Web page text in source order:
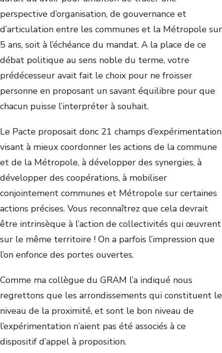
perspective d’organisation, de gouvernance et
d’articulation entre les communes et la Métropole sur
5 ans, soit à l’échéance du mandat. A la place de ce
débat politique au sens noble du terme, votre
prédécesseur avait fait le choix pour ne froisser
personne en proposant un savant équilibre pour que
chacun puisse l’interpréter à souhait.
Le Pacte proposait donc 21 champs d’expérimentation
visant à mieux coordonner les actions de la commune
et de la Métropole, à développer des synergies, à
développer des coopérations, à mobiliser
conjointement communes et Métropole sur certaines
actions précises. Vous reconnaîtrez que cela devrait
être intrinsèque à l’action de collectivités qui œuvrent
sur le même territoire ! On a parfois l’impression que
l’on enfonce des portes ouvertes.
Comme ma collègue du GRAM l’a indiqué nous
regrettons que les arrondissements qui constituent le
niveau de la proximité, et sont le bon niveau de
l’expérimentation n’aient pas été associés à ce
dispositif d’appel à proposition.